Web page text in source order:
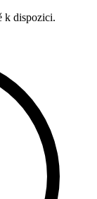
k dispozici.